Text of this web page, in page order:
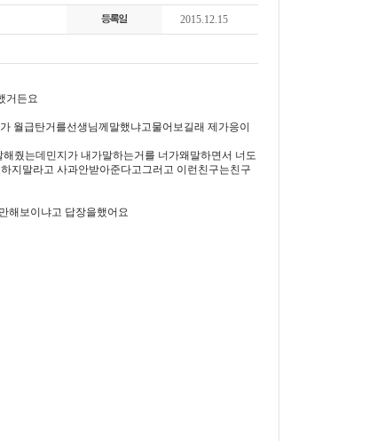
2015.12.15
거든요
월급탄거를선생님께말했냐고물어보길래 제가응이
줬는데민지가 내가말하는거를 너가왜말하면서 너도
지말라고 사과안받아준다고그러고 이런친구는친구
해보이냐고 답장을했어요